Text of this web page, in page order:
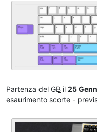
Partenza del GB il 25
esaurimento scorte -